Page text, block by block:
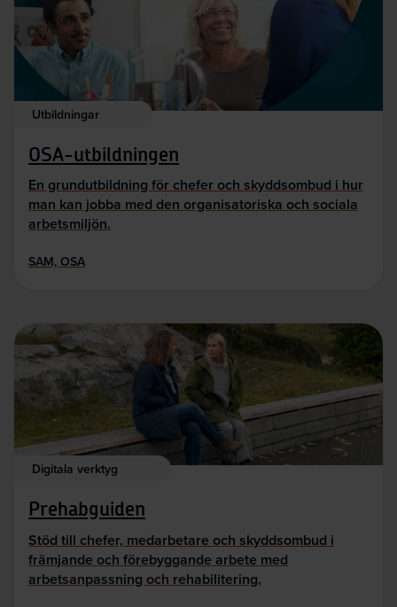
Utbildningar
OSA-utbildningen
En grundutbildning för chefer och skyddsombud i hur
man kan jobba med den organisatoriska och sociala
arbetsmiljön.
SAM, OSA
Digitala verktyg
Prehabguiden
Stöd till chefer, medarbetare och skyddsombud i
främjande och förebyggande arbete med
arbetsanpassning och rehabilitering.